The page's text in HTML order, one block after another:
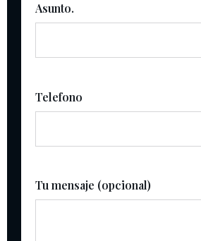
Asunto.
Telefono
Tu mensaje (opcional)